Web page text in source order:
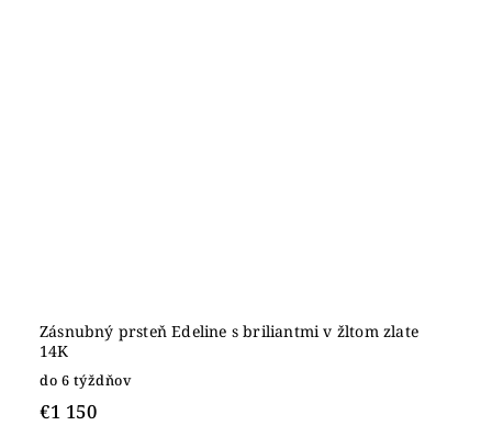
Zásnubný prsteň Edeline s briliantmi v žltom zlate
14K
do 6 týždňov
€1 150